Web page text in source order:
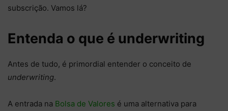
subscrição. Vamos lá?
Entenda o que é underwriting
Antes de tudo, é primordial entender o conceito de
underwriting.
A entrada na Bolsa de Valores é uma alternativa para